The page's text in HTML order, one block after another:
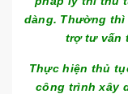
dàng. Thường thì
trợ tư vấn
Thực hiện thủ
công trình xây